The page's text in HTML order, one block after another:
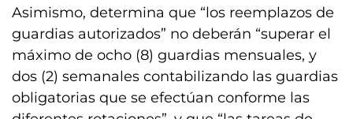
Asimismo, determina que “los reemplazos de
guardias autorizados” no deberán “superar el
máximo de ocho (8) guardias mensuales, y
dos (2) semanales contabilizando las guardias
obligatorias que se efectúan conforme las